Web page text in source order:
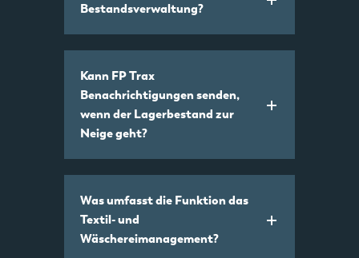
Bestandsverwaltung?
Kann FP Trax
Benachrichtigungen senden,
wenn der Lagerbestand zur
Neige geht?
Was umfasst die Funktion das
Textil- und
Wäschereimanagement?